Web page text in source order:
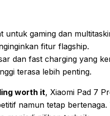
untuk gaming dan
fitur flagship.
dan fast charging yang
terasa lebih penting.
worth it, Xiaomi Pad 7
namun tetap